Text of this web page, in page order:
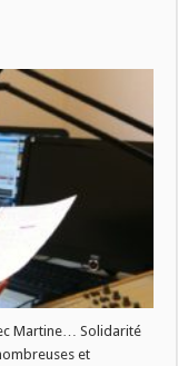
Martine… Solidarité
et